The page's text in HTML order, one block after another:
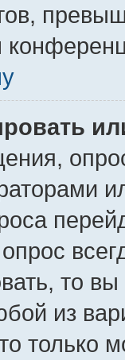
то
из
только